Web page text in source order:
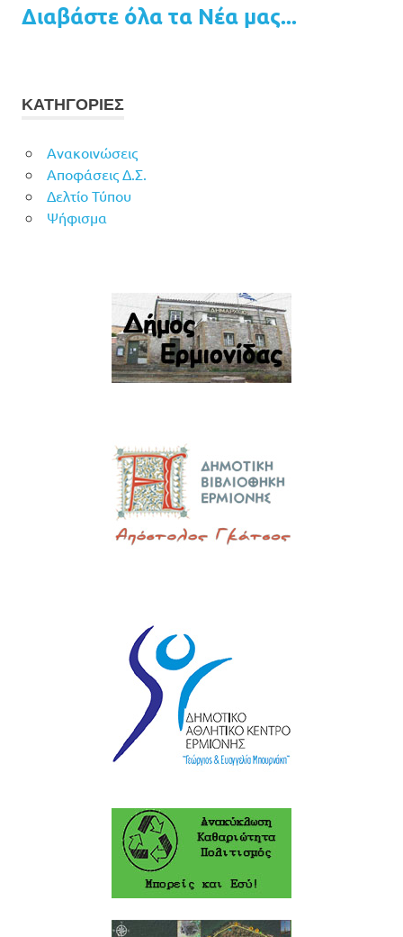
Διαβάστε όλα τα Νέα μας...
ΚΑΤΗΓΟΡΙΕΣ
Ανακοινώσεις
Αποφάσεις Δ.Σ.
Δελτίο Τύπου
Ψήφισμα